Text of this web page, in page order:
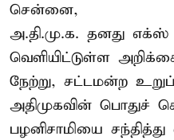
சென்னை,
அ.தி.மு.க. தனது
வெளியிட்டுள்ள
நேற்று, சட்டமன்ற
அதிமுகவின் பொதுச்
பழனிசாமியை